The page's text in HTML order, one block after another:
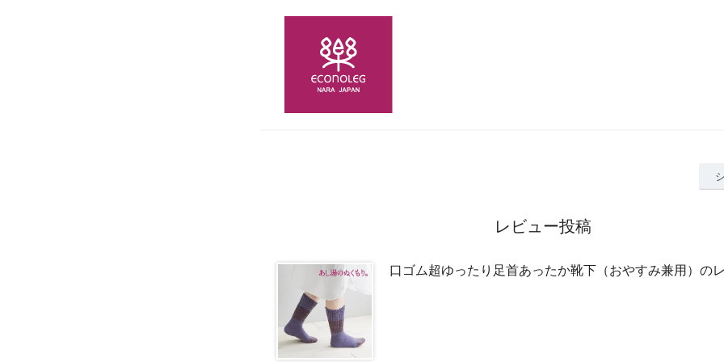
レビュー投稿
口ゴム超ゆったり足首あったか靴下（おやすみ兼用）の